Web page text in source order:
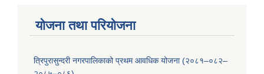
योजना तथा परियोजना
त्रिपुरासुन्दरी नगरपालिकाको प्रथम आवधिक योजना (२०८१–०८२–